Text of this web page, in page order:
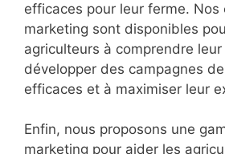
efficaces pour leur ferme. Nos
marketing sont disponibles
agriculteurs à comprendre
développer des campagnes
efficaces et à maximiser leur
Enfin, nous proposons une
marketing pour aider les